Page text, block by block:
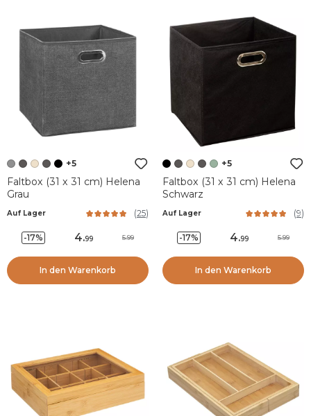
+5
Faltbox (31 x 31 cm) Helena
Grau
Auf Lager (25)
-17% 4.99 5.99
In den Warenkorb
+5
Faltbox (31 x 31 cm) Helena
Schwarz
Auf Lager (9)
-17% 4.99 5.99
In den Warenkorb